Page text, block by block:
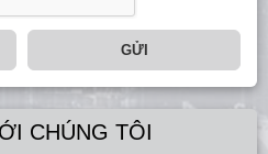
GỬI
CHÚNG TÔI